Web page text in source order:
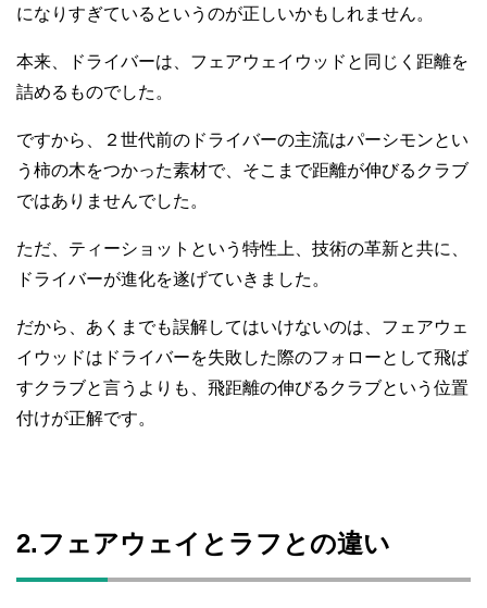
になりすぎているというのが正しいかもしれません。
本来、ドライバーは、フェアウェイウッドと同じく距離を
詰めるものでした。
ですから、２世代前のドライバーの主流はパーシモンとい
う柿の木をつかった素材で、そこまで距離が伸びるクラブ
ではありませんでした。
ただ、ティーショットという特性上、技術の革新と共に、
ドライバーが進化を遂げていきました。
だから、あくまでも誤解してはいけないのは、フェアウェ
イウッドはドライバーを失敗した際のフォローとして飛ば
すクラブと言うよりも、飛距離の伸びるクラブという位置
付けが正解です。
2.フェアウェイとラフとの違い